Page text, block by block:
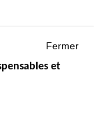
Fermer
et